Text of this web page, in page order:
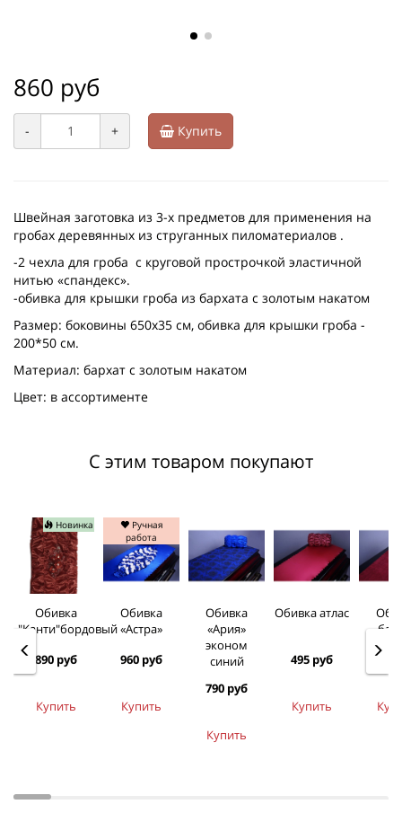
860 руб
- + Купить
Швейная заготовка из 3-х предметов для применения на
гробах деревянных из струганных пиломатериалов .
-2 чехла для гроба с круговой прострочкой эластичной
нитью «спандекс».
-обивка для крышки гроба из бархата с золотым накатом
Размер: боковины 650х35 см, обивка для крышки гроба -
200*50 см.
Материал: бархат с золотым накатом
Цвет: в ассортименте
С этим товаром покупают
Новинка
Обивка
"Канти"бордовый
890 руб
Купить
Ручная
работа
Обивка
«Астра»
960 руб
Купить
Обивка
«Ария»
эконом
синий
790 руб
Купить
Обивка атлас
495 руб
Купить
645